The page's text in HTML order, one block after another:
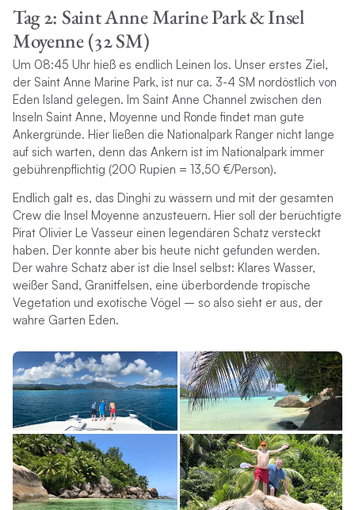
Tag 2: Saint Anne Marine Park & Insel
Moyenne (32 SM)
Um 08:45 Uhr hieß es endlich Leinen los. Unser erstes Ziel,
der Saint Anne Marine Park, ist nur ca. 3-4 SM nordöstlich von
Eden Island gelegen. Im Saint Anne Channel zwischen den
Inseln Saint Anne, Moyenne und Ronde findet man gute
Ankergründe. Hier ließen die Nationalpark Ranger nicht lange
auf sich warten, denn das Ankern ist im Nationalpark immer
gebührenpflichtig (200 Rupien = 13,50 €/Person).
Endlich galt es, das Dinghi zu wässern und mit der gesamten
Crew die Insel Moyenne anzusteuern. Hier soll der berüchtigte
Pirat Olivier Le Vasseur einen legendären Schatz versteckt
haben. Der konnte aber bis heute nicht gefunden werden.
Der wahre Schatz aber ist die Insel selbst: Klares Wasser,
weißer Sand, Granitfelsen, eine überbordende tropische
Vegetation und exotische Vögel – so also sieht er aus, der
wahre Garten Eden.